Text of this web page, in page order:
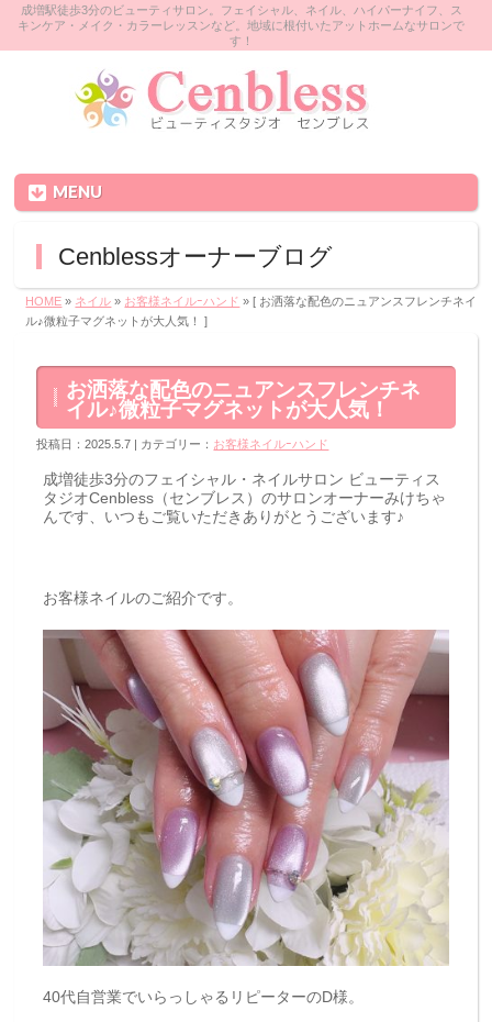
成増駅徒歩3分のビューティサロン。フェイシャル、ネイル、ハイパーナイフ、ス
キンケア・メイク・カラーレッスンなど。地域に根付いたアットホームなサロンで
す！
MENU
Cenblessオーナーブログ
HOME » ネイル » お客様ネイルｰハンド » [ お洒落な配色のニュアンスフレンチネイ
ル♪微粒子マグネットが大人気！ ]
お洒落な配色のニュアンスフレンチネ
イル♪微粒子マグネットが大人気！
投稿日：2025.5.7 | カテゴリー： お客様ネイルｰハンド
成増徒歩3分のフェイシャル・ネイルサロン ビューティス
タジオCenbless（センブレス）のサロンオーナーみけちゃ
んです、いつもご覧いただきありがとうございます♪
お客様ネイルのご紹介です。
40代自営業でいらっしゃるリピーターのD様。